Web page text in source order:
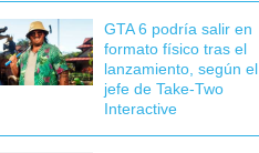
GTA 6 podría salir en
formato físico tras el
lanzamiento, según el
jefe de Take-Two
Interactive